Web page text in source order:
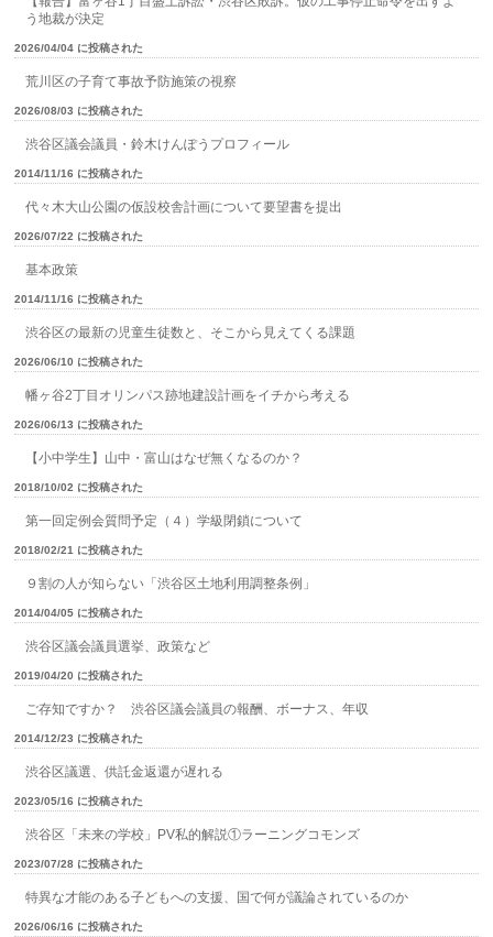
う地裁が決定
2026/04/04 に投稿された
荒川区の子育て事故予防施策の視察
2026/08/03 に投稿された
渋谷区議会議員・鈴木けんぽうプロフィール
2014/11/16 に投稿された
代々木大山公園の仮設校舎計画について要望書を提出
2026/07/22 に投稿された
基本政策
2014/11/16 に投稿された
渋谷区の最新の児童生徒数と、そこから見えてくる課題
2026/06/10 に投稿された
幡ヶ谷2丁目オリンパス跡地建設計画をイチから考える
2026/06/13 に投稿された
【小中学生】山中・富山はなぜ無くなるのか？
2018/10/02 に投稿された
第一回定例会質問予定（４）学級閉鎖について
2018/02/21 に投稿された
９割の人が知らない「渋谷区土地利用調整条例」
2014/04/05 に投稿された
渋谷区議会議員選挙、政策など
2019/04/20 に投稿された
ご存知ですか？ 渋谷区議会議員の報酬、ボーナス、年収
2014/12/23 に投稿された
渋谷区議選、供託金返還が遅れる
2023/05/16 に投稿された
渋谷区「未来の学校」PV私的解説①ラーニングコモンズ
2023/07/28 に投稿された
特異な才能のある子どもへの支援、国で何が議論されているのか
2026/06/16 に投稿された